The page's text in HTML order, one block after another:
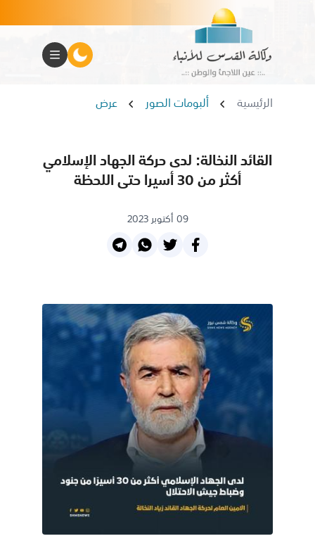
الرئيسية ألبومات الصور عرض
القائد النخالة: لدى حركة الجهاد الإسلامي
أكثر من 30 أسيرا حتى اللحظة
09 أكتوبر 2023